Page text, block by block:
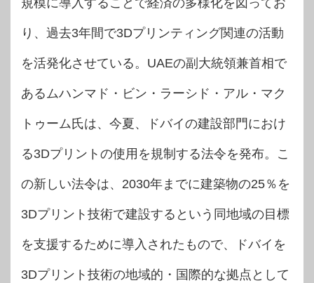
規模に導入することで経済の多様化を図ってお
り、過去3年間で3Dプリンティング関連の活動
を活発化させている。UAEの副大統領兼首相で
あるムハンマド・ビン・ラーシド・アル・マク
トゥーム氏は、今夏、ドバイの建設部門におけ
る3Dプリントの使用を規制する法令を発布。こ
の新しい法令は、2030年までに建築物の25％を
3Dプリント技術で建設するという同地域の目標
を支援するために導入されたもので、ドバイを
3Dプリント技術の地域的・国際的な拠点として